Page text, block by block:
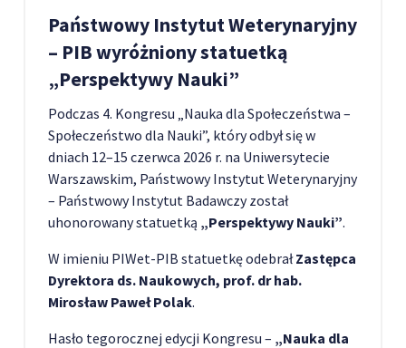
Państwowy Instytut Weterynaryjny
– PIB wyróżniony statuetką
„Perspektywy Nauki”
Podczas 4. Kongresu „Nauka dla Społeczeństwa –
Społeczeństwo dla Nauki”, który odbył się w
dniach 12–15 czerwca 2026 r. na Uniwersytecie
Warszawskim, Państwowy Instytut Weterynaryjny
– Państwowy Instytut Badawczy został
uhonorowany statuetką „Perspektywy Nauki”.
W imieniu PIWet-PIB statuetkę odebrałZastępca
Dyrektora ds. Naukowych, prof. dr hab.
Mirosław Paweł Polak.
Hasło tegorocznej edycji Kongresu – „Nauka dla